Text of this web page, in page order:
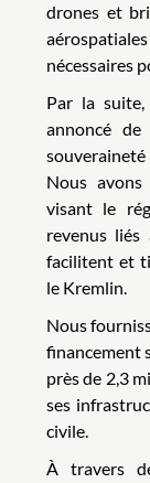
drones et
nécessaires
Par la suite,
annoncé
Nous
visant le
revenus liés
facilitent et
le Kremlin.
Nous
financement
près de 2,3
ses
civile.
À travers